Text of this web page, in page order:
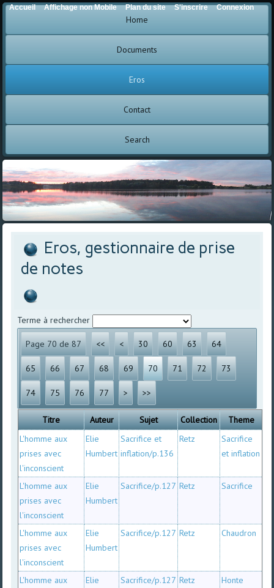
Home
Documents
Eros
Contact
Search
Eros, gestionnaire de prise
de notes
Terme à rechercher
Page 70 de 87 << < 30 60 63 64
65 66 67 68 69 70 71 72 73
74 75 76 77 > >>
Titre Auteur Sujet Collection
Theme
L'homme aux
prises avec
l'inconscient
Elie
Humbert
Sacrifice et
inflation/p.136
Retz
Sacrifice
et inflation
L'homme aux
prises avec
l'inconscient
Elie
Humbert
Sacrifice/p.127 Retz Sacrifice
L'homme aux
prises avec
l'inconscient
Elie
Humbert
Sacrifice/p.127 Retz Chaudron
L'homme aux
Elie
Sacrifice/p.127 Retz Honte
Accueil Affichage non Mobile Plan du site S'inscrire Connexion